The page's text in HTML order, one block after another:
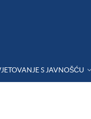
S JAVNOŠĆU